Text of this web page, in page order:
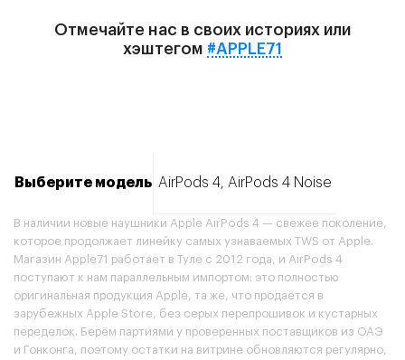
Отмечайте нас в своих историях или
хэштегом #APPLE71
Выберите модель AirPods 4, AirPods 4 Noise
В наличии новые наушники Apple AirPods 4 — свежее поколение,
которое продолжает линейку самых узнаваемых TWS от Apple.
Магазин Apple71 работает в Туле с 2012 года, и AirPods 4
поступают к нам параллельным импортом: это полностью
оригинальная продукция Apple, та же, что продаётся в
зарубежных Apple Store, без серых перепрошивок и кустарных
переделок. Берём партиями у проверенных поставщиков из ОАЭ
и Гонконга, поэтому остатки на витрине обновляются регулярно,